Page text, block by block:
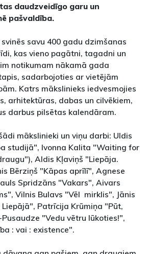
daudzveidīgo garu un
pašvaldība.
savu 400 gadu dzimšanas
kas vieno pagātni, tagadni un
notikumam nākamā gada
sadarbojoties ar vietējām
Katrs mākslinieks iedvesmojies
arhitektūras, dabas un cilvēkiem,
darbus pilsētas kalendāram.
mākslinieki un viņu darbi: Uldis
studijā", Ivonna Kalita "Waiting for
Aldis Kļaviņš "Liepāja.
Bērziņš "Kāpas aprīlī", Agnese
Spridzāns "Vakars", Aivars
Vilnis Bulavs "Vēl mirklis", Jānis
Liepājā", Patrīcija Krūmiņa "Pūt,
"Vedu vētru lūkoties!",
: vai : existence".